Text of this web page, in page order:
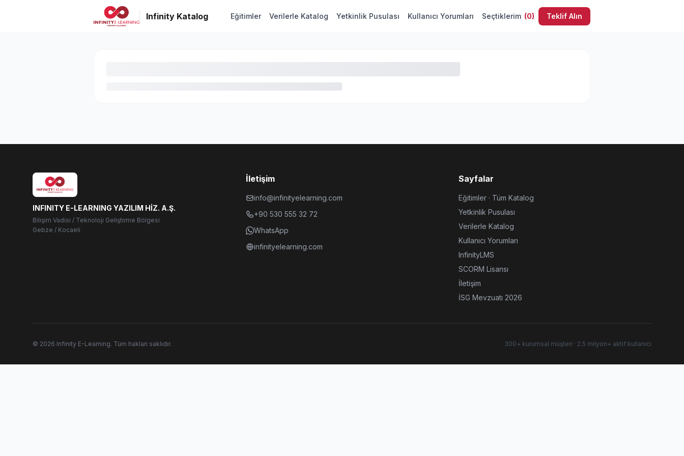
Infinity Katalog Eğitimler Verilerle Katalog Yetkinlik Pusulası Kullanıcı Yorumları Seçtiklerim (0) Teklif Alın
INFINITY E-LEARNING YAZILIM HİZ. A.Ş.
Bilişim Vadisi / Teknoloji Geliştirme Bölgesi
Gebze / Kocaeli
İletişim
info@infinityelearning.com
+90 530 555 32 72
WhatsApp
infinityelearning.com
Sayfalar
Eğitimler · Tüm Katalog
Yetkinlik Pusulası
Verilerle Katalog
Kullanıcı Yorumları
InfinityLMS
SCORM Lisansı
İletişim
İSG Mevzuatı 2026
© 2026 Infinity E-Learning. Tüm hakları saklıdır. 300+ kurumsal müşteri · 2.5 milyon+ aktif kullanıcı